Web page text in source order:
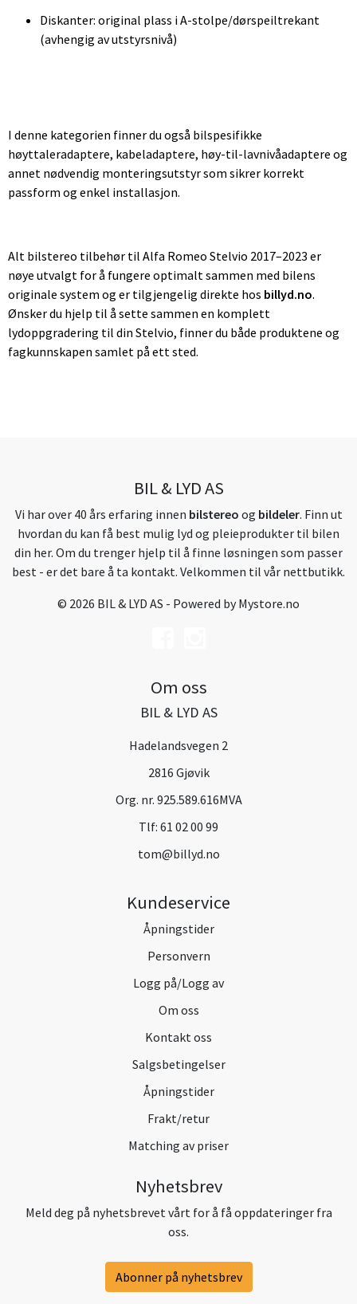
Diskanter: original plass i A-stolpe/dørspeiltrekant
(avhengig av utstyrsnivå)
I denne kategorien finner du også bilspesifikke
høyttaleradaptere, kabeladaptere, høy-til-lavnivåadaptere og
annet nødvendig monteringsutstyr som sikrer korrekt
passform og enkel installasjon.
Alt bilstereo tilbehør til Alfa Romeo Stelvio 2017–2023 er
nøye utvalgt for å fungere optimalt sammen med bilens
originale system og er tilgjengelig direkte hos billyd.no.
Ønsker du hjelp til å sette sammen en komplett
lydoppgradering til din Stelvio, finner du både produktene og
fagkunnskapen samlet på ett sted.
BIL & LYD AS
Vi har over 40 års erfaring innen bilstereo og bildeler. Finn ut
hvordan du kan få best mulig lyd og pleieprodukter til bilen
din her. Om du trenger hjelp til å finne løsningen som passer
best - er det bare å ta kontakt. Velkommen til vår nettbutikk.
© 2026 BIL & LYD AS - Powered byMystore.no
Om oss
BIL & LYD AS
Hadelandsvegen 2
2816 Gjøvik
Org. nr. 925.589.616MVA
Tlf: 61 02 00 99
tom@billyd.no
Kundeservice
Åpningstider
Personvern
Logg på/Logg av
Om oss
Kontakt oss
Salgsbetingelser
Åpningstider
Frakt/retur
Matching av priser
Nyhetsbrev
Meld deg på nyhetsbrevet vårt for å få oppdateringer fra
oss.
Abonner på nyhetsbrev